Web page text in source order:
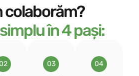
colaborăm?
în 4 pași:
02 03 04